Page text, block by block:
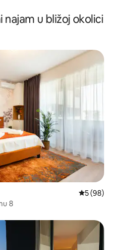
najam u bližoj okolici
„Odabrali gosti”
Prosječna
5 (98)
8
„Odabrali gosti”